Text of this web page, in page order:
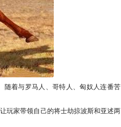
随着与罗马人、哥特人、匈奴人连番苦
玩家带领自己的将士劫掠波斯和亚述两